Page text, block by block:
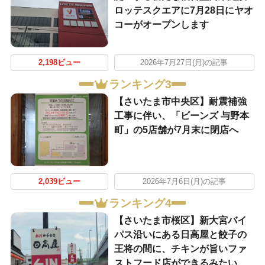
ロッテスクエアに7月28日にヤオ
コーがオープンします
2,198ビュー 2026年7月27日(月)の記事
ランキング3
【さいたま市中央区】耐震補強
工事に伴い、「ビーンズ 与野本
町」の5店舗が7月末に閉店へ
2,039ビュー 2026年7月6日(月)の記事
ランキング4
【さいたま市桜区】新大宮バイ
パス沿いにある日高屋と餃子の
王将の間に、チキンが旨いファ
ストフード店ができるみたい